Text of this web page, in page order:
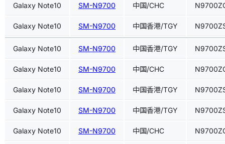
Galaxy Note10 SM-N9700 中国/CHC
Galaxy Note10 SM-N9700 中国香港/TGY
Galaxy Note10 SM-N9700 中国香港/TGY
Galaxy Note10 SM-N9700 中国/CHC
Galaxy Note10 SM-N9700 中国香港/TGY
Galaxy Note10 SM-N9700 中国香港/TGY
Galaxy Note10 SM-N9700 中国/CHC